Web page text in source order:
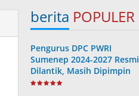
berita POPULER
Pengurus DPC PWRI
Sumenep 2024-2027 Resmi
Dilantik, Masih Dipimpin
Rusydiyono